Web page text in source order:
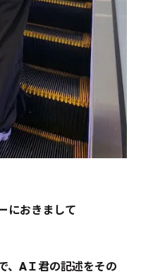
におきまして
、AＩ君の記述をその